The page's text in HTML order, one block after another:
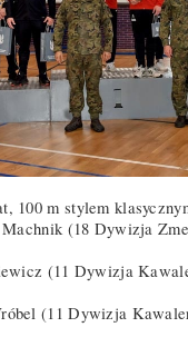
100 m stylem
(18 Dywizja
(11 Dywizja
(11 Dywizja